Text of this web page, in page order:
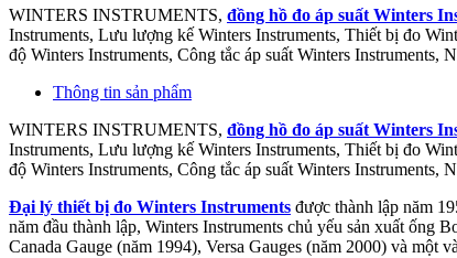
WINTERS INSTRUMENTS, đồng hồ đo áp suất Winters
Instruments, Lưu lượng kế Winters Instruments, Thiết bị đo
độ Winters Instruments, Công tắc áp suất Winters Instruments,
Thông tin sản phẩm
WINTERS INSTRUMENTS, đồng hồ đo áp suất Winters
Instruments, Lưu lượng kế Winters Instruments, Thiết bị đo
độ Winters Instruments, Công tắc áp suất Winters Instruments,
Đại lý thiết bị đo Winters Instruments được thành lập năm
năm đầu thành lập, Winters Instruments chủ yếu sản xuất ống
Canada Gauge (năm 1994), Versa Gauges (năm 2000) và một